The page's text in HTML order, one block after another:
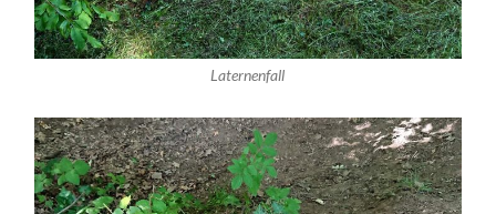
Laternenfall